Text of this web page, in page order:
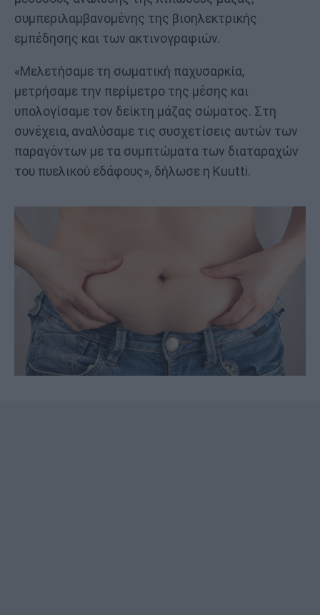
συμπεριλαμβανομένης της βιοηλεκτρικής
εμπέδησης και των ακτινογραφιών.
«Μελετήσαμε τη σωματική παχυσαρκία,
μετρήσαμε την περίμετρο της μέσης και
υπολογίσαμε τον δείκτη μάζας σώματος. Στη
συνέχεια, αναλύσαμε τις συσχετίσεις αυτών των
παραγόντων με τα συμπτώματα των διαταραχών
του πυελικού εδάφους», δήλωσε η Kuutti.